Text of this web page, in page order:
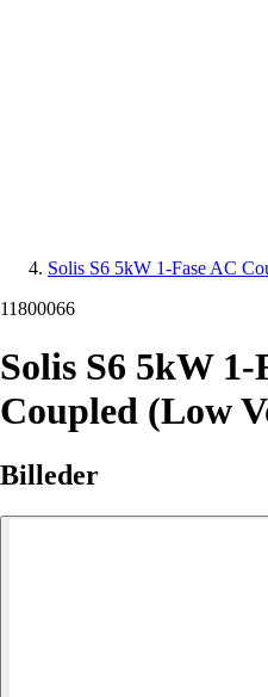
Solis S6 5kW 1-Fase AC
11800066
Solis S6 5kW 1-
Coupled (Low
Billeder